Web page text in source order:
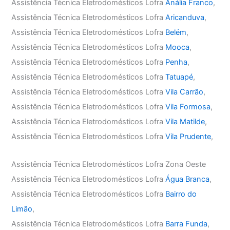
Assistência Técnica Eletrodomésticos LofraAnália Franco,
Assistência Técnica Eletrodomésticos LofraAricanduva,
Assistência Técnica Eletrodomésticos Lofra Belém,
Assistência Técnica Eletrodomésticos Lofra Mooca,
Assistência Técnica Eletrodomésticos Lofra Penha,
Assistência Técnica Eletrodomésticos LofraTatuapé,
Assistência Técnica Eletrodomésticos LofraVila Carrão,
Assistência Técnica Eletrodomésticos LofraVila Formosa,
Assistência Técnica Eletrodomésticos LofraVila Matilde,
Assistência Técnica Eletrodomésticos LofraVila Prudente,
Assistência Técnica Eletrodomésticos Lofra Zona Oeste
Assistência Técnica Eletrodomésticos LofraÁgua Branca,
Assistência Técnica Eletrodomésticos Lofra Bairro do
Limão,
Assistência Técnica Eletrodomésticos Lofra Barra Funda,